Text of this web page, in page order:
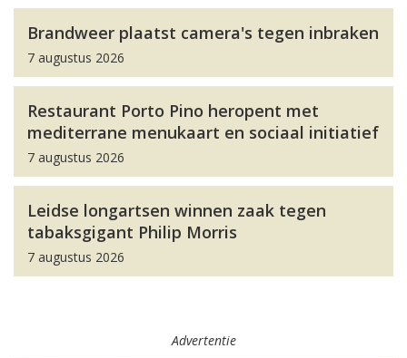
Brandweer plaatst camera's tegen inbraken
7 augustus 2026
Restaurant Porto Pino heropent met
mediterrane menukaart en sociaal initiatief
7 augustus 2026
Leidse longartsen winnen zaak tegen
tabaksgigant Philip Morris
7 augustus 2026
Advertentie